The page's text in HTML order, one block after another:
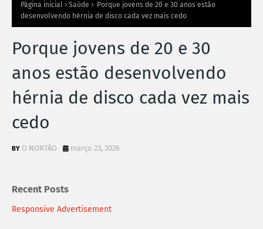
Página inicial Saúde
Porque jovens de 20 e 30 anos estão
desenvolvendo hérnia de disco cada vez mais cedo
Porque jovens de 20 e 30
anos estão desenvolvendo
hérnia de disco cada vez mais
cedo
O NORTÃO março 23, 2026
Recent Posts
Responsive Advertisement